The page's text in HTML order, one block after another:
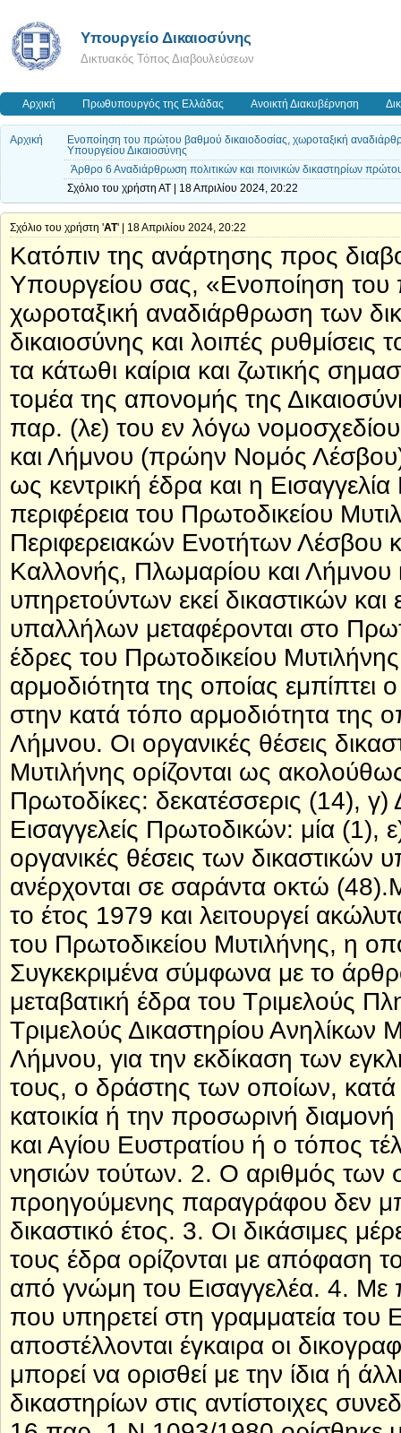
Υπουργείο Δικαιοσύνης
Δικτυακός Τόπος Διαβουλεύσεων
Αρχική Πρωθυπουργός της Ελλάδας Ανοικτή Διακυβέρνηση
Αρχική
Ενοποίηση του πρώτου βαθμού δικαιοδοσίας, χωροταξική
Υπουργείου Δικαιοσύνης
Άρθρο 6 Αναδιάρθρωση πολιτικών και ποινικών δικαστηρίων
Σχόλιο του χρήστη ΑΤ | 18 Απριλίου 2024, 20:22
Σχόλιο του χρήστη 'ΑΤ' | 18 Απριλίου 2024, 20:22
Κατόπιν της ανάρτησης προς
Υπουργείου σας, «Ενοποίηση του
χωροταξική αναδιάρθρωση των
δικαιοσύνης και λοιπές
τα κάτωθι καίρια και ζωτικής
τομέα της απονομής της
παρ. (λε) του εν λόγω νομοσχεδίου
και Λήμνου (πρώην Νομός Λέσβου)
ως κεντρική έδρα και η
περιφέρεια του Πρωτοδικείου
Περιφερειακών Ενοτήτων Λέσβου
Καλλονής, Πλωμαρίου και Λήμνου
υπηρετούντων εκεί δικαστικών και
υπαλλήλων μεταφέρονται στο
έδρες του Πρωτοδικείου
αρμοδιότητα της οποίας
στην κατά τόπο αρμοδιότητα της
Λήμνου. Οι οργανικές θέσεις
Μυτιλήνης ορίζονται ως
Πρωτοδίκες: δεκατέσσερις (14), γ)
Εισαγγελείς Πρωτοδικών: μία (1),
οργανικές θέσεις των
ανέρχονται σε σαράντα οκτώ (48).
το έτος 1979 και λειτουργεί
του Πρωτοδικείου Μυτιλήνης, η
Συγκεκριμένα σύμφωνα με το
μεταβατική έδρα του Τριμελούς
Τριμελούς Δικαστηρίου Ανηλίκων
Λήμνου, για την εκδίκαση των
τους, ο δράστης των οποίων, κατά
κατοικία ή την προσωρινή
και Αγίου Ευστρατίου ή ο τόπος
νησιών τούτων. 2. Ο αριθμός των
προηγούμενης παραγράφου δεν
δικαστικό έτος. 3. Οι δικάσιμες
τους έδρα ορίζονται με απόφαση
από γνώμη του Εισαγγελέα. 4. Με
που υπηρετεί στη γραμματεία του
αποστέλλονται έγκαιρα οι
μπορεί να ορισθεί με την ίδια ή
δικαστηρίων στις αντίστοιχες